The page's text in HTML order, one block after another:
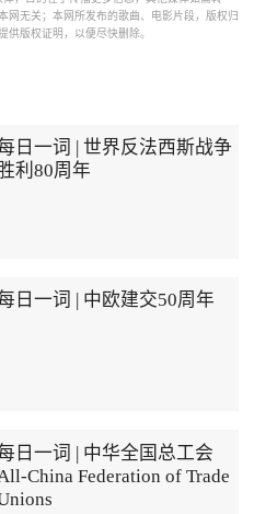
网无关；本网所发布的歌曲、电影片段，版权归
供版权证明，以便尽快删除。
日一词 | 世界反法西斯战争
利80周年
日一词 | 中欧建交50周年
日一词 | 中华全国总工会
China Federation of Trade